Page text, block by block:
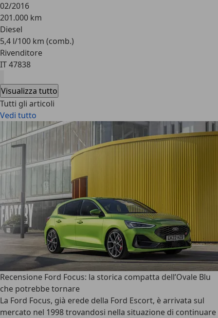
02/2016
201.000 km
Diesel
5,4 l/100 km (comb.)
Rivenditore
IT 47838
Visualizza tutto
Tutti gli articoli
Vedi tutto
Recensione Ford Focus: la storica compatta dell’Ovale Blu
che potrebbe tornare
La Ford Focus, già erede della Ford Escort, è arrivata sul
mercato nel 1998 trovandosi nella situazione di continuare